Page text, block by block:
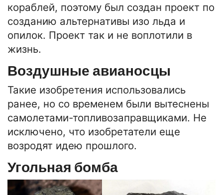
кораблей, поэтому был создан проект по
созданию альтернативы изо льда и
опилок. Проект так и не воплотили в
жизнь.
Воздушные авианосцы
Такие изобретения использовались
ранее, но со временем были вытеснены
самолетами-топливозаправщиками. Не
исключено, что изобретатели еще
возродят идею прошлого.
Угольная бомба